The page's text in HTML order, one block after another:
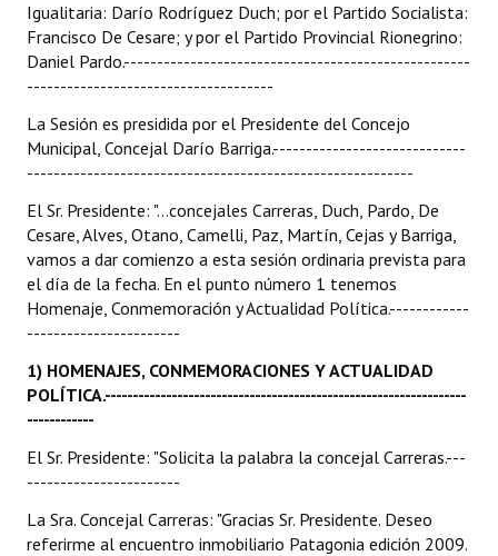
Reglamento Interno
Digesto
Organigrama
DOCUMENTOS
Informes de Gestión
Proyectos Presentados
Dictámenes Asesoría Letrada
Informes de Unidad Coordinadora
Actas de Audiencias Públicas
NORMATIVA
Igualitaria: Darío Rodríguez Duch; por el Partido Socialista:
Francisco De Cesare; y por el Partido Provincial Rionegrino:
Daniel Pardo.----------------------------------------------------
-------------------------------------
La Sesión es presidida por el Presidente del Concejo
Municipal, Concejal Darío Barriga.-----------------------------
----------------------------------------------------------
El Sr. Presidente: "...concejales Carreras, Duch, Pardo, De
Cesare, Alves, Otano, Camelli, Paz, Martín, Cejas y Barriga,
vamos a dar comienzo a esta sesión ordinaria prevista para
el día de la fecha. En el punto número 1 tenemos
Homenaje, Conmemoración y Actualidad Política.------------
-----------------------
1) HOMENAJES, CONMEMORACIONES Y ACTUALIDAD
POLÍTICA.-----------------------------------------------------------------
------------
El Sr. Presidente: "Solicita la palabra la concejal Carreras.---
-----------------------
La Sra. Concejal Carreras: "Gracias Sr. Presidente. Deseo
referirme al encuentro inmobiliario Patagonia edición 2009.